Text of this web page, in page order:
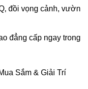
đồi vọng cảnh, vườn
đẳng cấp ngay trong
Sắm & Giải Trí